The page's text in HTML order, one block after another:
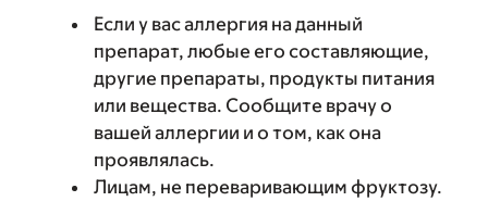
Если у вас аллергия на данный
препарат, любые его составляющие,
другие препараты, продукты питания
или вещества. Сообщите врачу о
вашей аллергии и о том, как она
проявлялась.
Лицам, не переваривающим фруктозу.